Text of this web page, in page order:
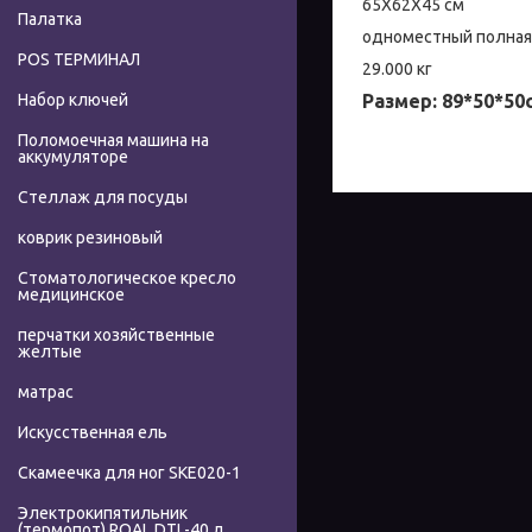
65X62X45 см
одноместный полная
29.000 кг
Размер:
Палатка
POS ТЕРМИНАЛ
Набор ключей
Поломоечная машина на
аккумуляторе
Стеллаж для посуды
коврик резиновый
Стоматологическое кресло
медицинское
перчатки хозяйственные
желтые
матрас
Искусственная ель
Скамеечка для ног SKE020-1
Электрокипятильник